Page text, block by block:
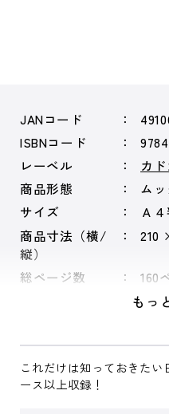
JANコード
ISBNコード
レーベル
カ
商品形態
ムッ
サイズ
Ａ
商品寸法（横/
縦）
210
総ページ数 160
もっ
これだけは知っておきた
ース以上収録！